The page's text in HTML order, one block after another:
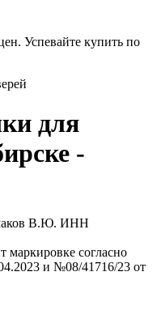
Успевайте купить по
для
-
В.Ю. ИНН
маркировке согласно
и №08/41716/23 от